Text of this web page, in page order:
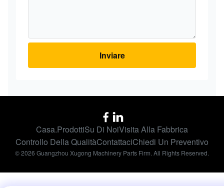
Inviare
Casa.ProdottiSu Di NoiVisita Alla Fabbrica
Controllo Della QualitàContattaciChiedi Un Preventivo
© 2026 Guangzhou Xugong Machinery Parts Firm. All Rights Reserved.